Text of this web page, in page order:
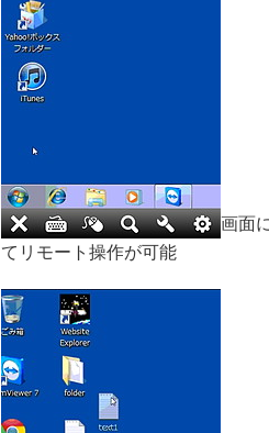
画面
てリモート操作が可能